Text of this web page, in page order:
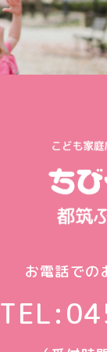
お電話での
TEL: